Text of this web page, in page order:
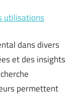
utilisations
dans divers
et des insights
permettent